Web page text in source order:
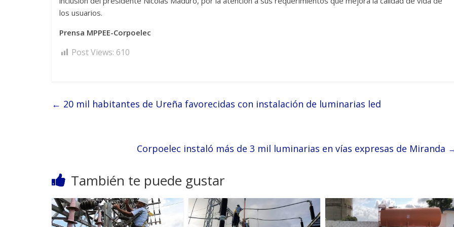
los usuarios.
Prensa MPPEE-Corpoelec
Post Views: 610
← 20 mil habitantes de Ureña favorecidas con instalación de luminarias led
Corpoelec instaló más de 3 mil luminarias en vías expresas de Miranda
También te puede gustar